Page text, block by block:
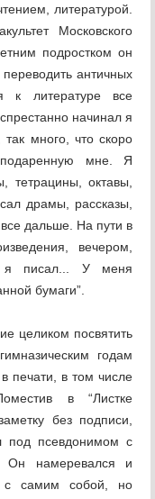
литературой.
Московского
подростком он
античных
к литературе все
начинал я
много, что скоро
подаренную мне. Я
октавы,
драмы, рассказы,
дальше. На пути в
вечером,
я писал... У меня
бумаги”.
целиком посвятить
годам
печати, в том числе
в “Листке
без подписи,
под псевдонимом с
Он намеревался и
с самим собой, но